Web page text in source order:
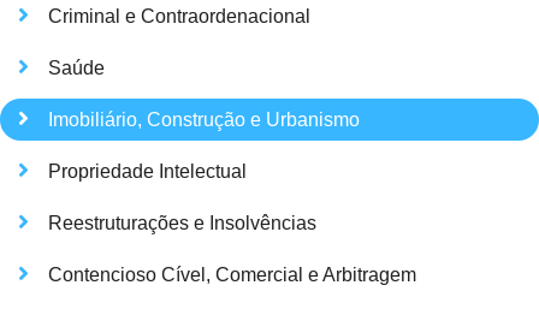
Criminal e Contraordenacional
Saúde
Imobiliário, Construção e Urbanismo
Propriedade Intelectual
Reestruturações e Insolvências
Contencioso Cível, Comercial e Arbitragem